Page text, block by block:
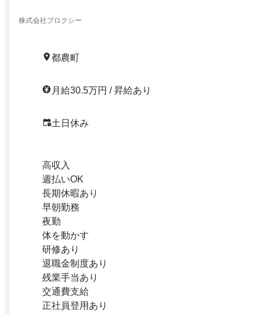
株式会社プロクシー
都農町
月給30.5万円 / 昇給あり
土日休み
高収入
週払いOK
長期休暇あり
早朝勤務
夜勤
体を動かす
研修あり
退職金制度あり
残業手当あり
交通費支給
正社員登用あり